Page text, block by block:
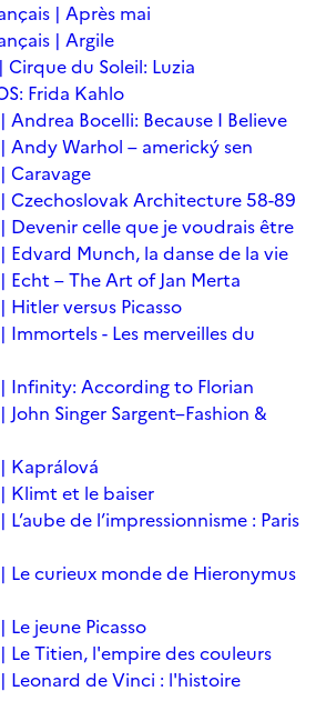
| Après mai
| Argile
Cirque du Soleil: Luzia
Frida Kahlo
Andrea Bocelli: Because I Believe
Andy Warhol – americký sen
Caravage
Czechoslovak Architecture 58-89
Devenir celle que je voudrais être
Edvard Munch, la danse de la vie
Echt – The Art of Jan Merta
Hitler versus Picasso
Immortels - Les merveilles du
Infinity: According to Florian
John Singer Sargent–Fashion &
Kaprálová
Klimt et le baiser
de l’impressionnisme : Paris
Le curieux monde de Hieronymus
Le jeune Picasso
Le Titien, l'empire des couleurs
Leonard de Vinci : l'histoire